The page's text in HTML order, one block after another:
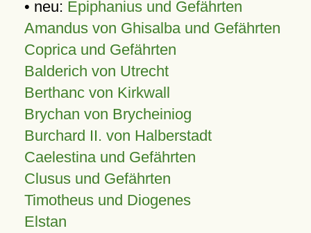
• neu: Epiphanius und Gefährten
Amandus von Ghisalba und Gefährten
Coprica und Gefährten
Balderich von Utrecht
Berthanc von Kirkwall
Brychan von Brycheiniog
Burchard II. von Halberstadt
Caelestina und Gefährten
Clusus und Gefährten
Timotheus und Diogenes
Elstan